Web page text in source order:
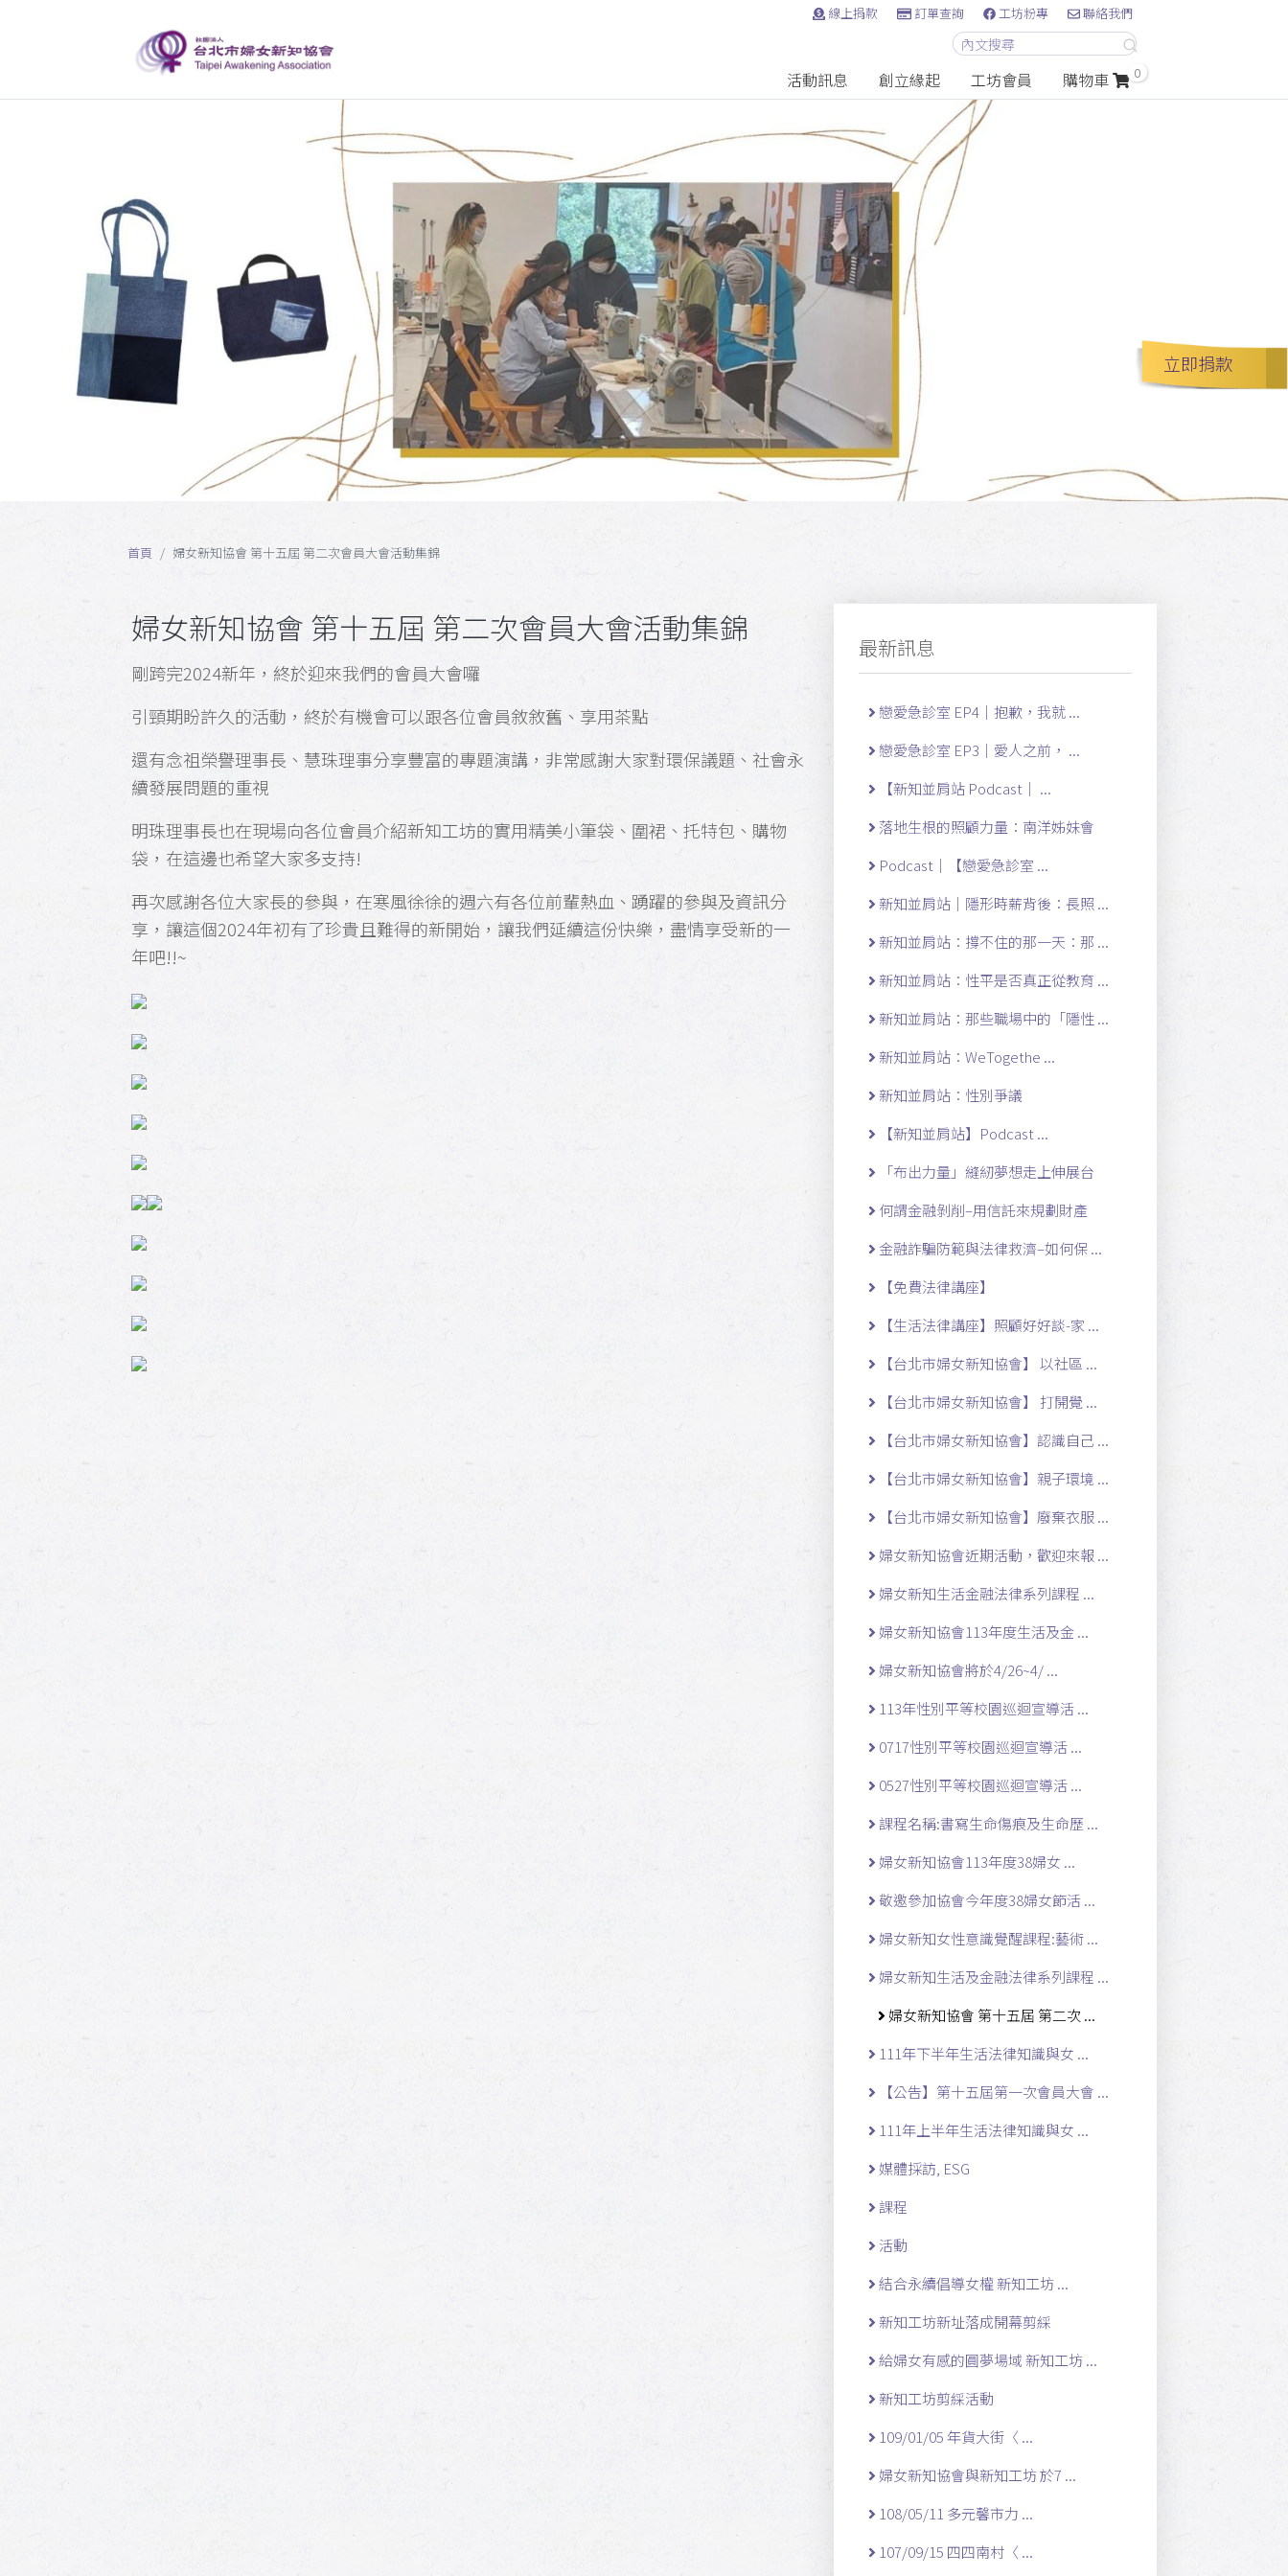
線上捐款 訂單查詢 工坊粉專 聯絡我們
活動訊息 創立緣起 工坊會員 0
購物車
立即捐款
首頁 婦女新知協會 第十五屆 第二次會員大會活動集錦
婦女新知協會 第十五屆 第二次會員大會活動集錦
剛跨完2024新年，終於迎來我們的會員大會囉
引頸期盼許久的活動，終於有機會可以跟各位會員敘敘舊、享用茶點
還有念祖榮譽理事長、慧珠理事分享豐富的專題演講，非常感謝大家對環保議題、社會永
續發展問題的重視
明珠理事長也在現場向各位會員介紹新知工坊的實用精美小筆袋、圍裙、托特包、購物
袋，在這邊也希望大家多支持!
再次感謝各位大家長的參與，在寒風徐徐的週六有各位前輩熱血、踴躍的參與及資訊分
享，讓這個2024年初有了珍貴且難得的新開始，讓我們延續這份快樂，盡情享受新的一
年吧!!~
最新訊息
戀愛急診室 EP4｜抱歉，我就 ...
戀愛急診室 EP3｜愛人之前， ...
【新知並肩站 Podcast｜ ...
落地生根的照顧力量：南洋姊妹會
Podcast｜【戀愛急診室 ...
新知並肩站｜隱形時薪背後：長照 ...
新知並肩站：撐不住的那一天：那 ...
新知並肩站：性平是否真正從教育 ...
新知並肩站：那些職場中的「隱性 ...
新知並肩站：WeTogethe ...
新知並肩站：性別爭議
【新知並肩站】Podcast ...
「布出力量」縫紉夢想走上伸展台
何謂金融剝削–用信託來規劃財產
金融詐騙防範與法律救濟–如何保 ...
【免費法律講座】
【生活法律講座】照顧好好談-家 ...
【台北市婦女新知協會】 以社區 ...
【台北市婦女新知協會】 打開覺 ...
【台北市婦女新知協會】認識自己 ...
【台北市婦女新知協會】親子環境 ...
【台北市婦女新知協會】廢棄衣服 ...
婦女新知協會近期活動，歡迎來報 ...
婦女新知生活金融法律系列課程 ...
婦女新知協會113年度生活及金 ...
婦女新知協會將於4/26~4/ ...
113年性別平等校園巡迴宣導活 ...
0717性別平等校園巡迴宣導活 ...
0527性別平等校園巡迴宣導活 ...
課程名稱:書寫生命傷痕及生命歷 ...
婦女新知協會113年度38婦女 ...
敬邀參加協會今年度38婦女節活 ...
婦女新知女性意識覺醒課程:藝術 ...
婦女新知生活及金融法律系列課程 ...
婦女新知協會 第十五屆 第二次 ...
111年下半年生活法律知識與女 ...
【公告】第十五屆第一次會員大會 ...
111年上半年生活法律知識與女 ...
媒體採訪, ESG
課程
活動
結合永續倡導女權 新知工坊 ...
新知工坊新址落成開幕剪綵
給婦女有感的圓夢場域 新知工坊 ...
新知工坊剪綵活動
109/01/05 年貨大街〈 ...
婦女新知協會與新知工坊 於7 ...
108/05/11 多元馨市力 ...
107/09/15 四四南村〈 ...